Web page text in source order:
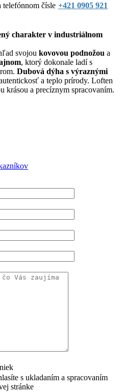
telefónnom čísle +421 0905 921
charakter v industriálnom
svojou kovovou podnožou a
, ktorý dokonale ladí s
Dubová dýha s výraznými
a teplo prírody. Loften
krásou a precíznym spracovaním.
s ukladaním a spracovaním
stránke